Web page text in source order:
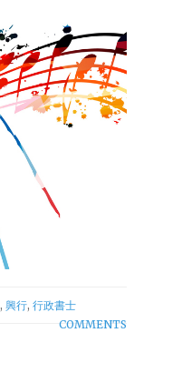
, 興行, 行政書士
COMMENTS